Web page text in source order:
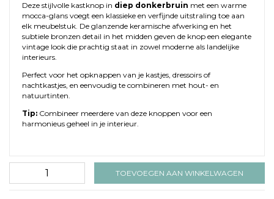
Deze stijlvolle kastknop in diep donkerbruin met een warme
mocca-glans voegt een klassieke en verfijnde uitstraling toe aan
elk meubelstuk. De glanzende keramische afwerking en het
subtiele bronzen detail in het midden geven de knop een elegante
vintage look die prachtig staat in zowel moderne als landelijke
interieurs.
Perfect voor het opknappen van je kastjes, dressoirs of
nachtkastjes, en eenvoudig te combineren met hout- en
natuurtinten.
Tip: Combineer meerdere van deze knoppen voor een
harmonieus geheel in je interieur.
TOEVOEGEN AAN WINKELWAGEN